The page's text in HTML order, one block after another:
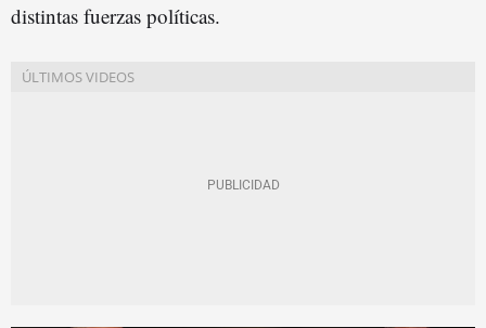
distintas fuerzas políticas.